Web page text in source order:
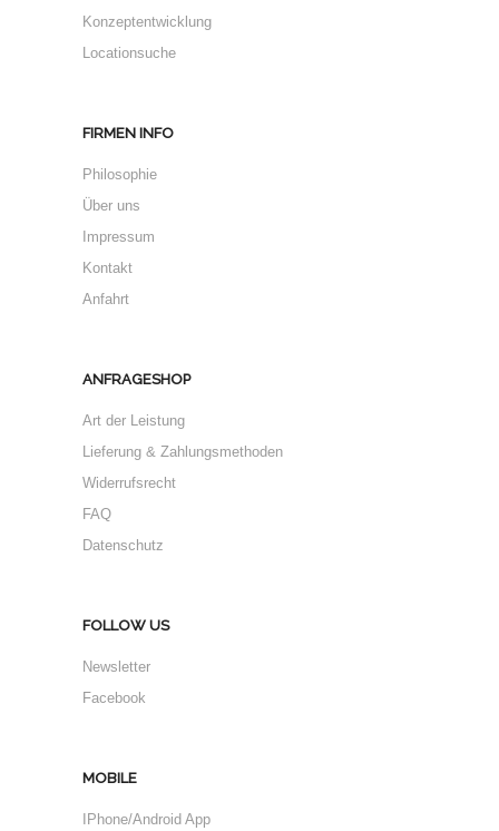
Konzeptentwicklung
Locationsuche
FIRMEN INFO
Philosophie
Über uns
Impressum
Kontakt
Anfahrt
ANFRAGESHOP
Art der Leistung
Lieferung & Zahlungsmethoden
Widerrufsrecht
FAQ
Datenschutz
FOLLOW US
Newsletter
Facebook
MOBILE
IPhone/Android App